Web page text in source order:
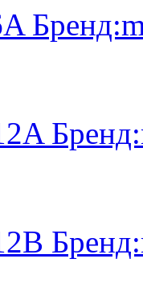
Бренд:
Бренд:
Бренд: